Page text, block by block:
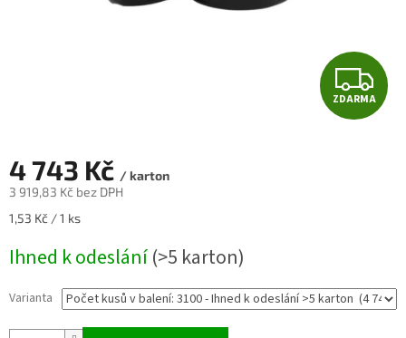
Z
D
ZDARMA
4 743 Kč / karton
3 919,83 Kč bez DPH
Měrná
1,53 Kč / 1 ks
Ihned k odeslání(>5 karton)
Varianta